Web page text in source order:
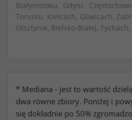
Białymstoku, Gdyni,
Toruniu, Kielcach, Gliwicach,
Olsztynie, Bielsko-Białej,
* Mediana - jest to wartość
dwa równe zbiory. Poniżej i
się dokładnie po 50%